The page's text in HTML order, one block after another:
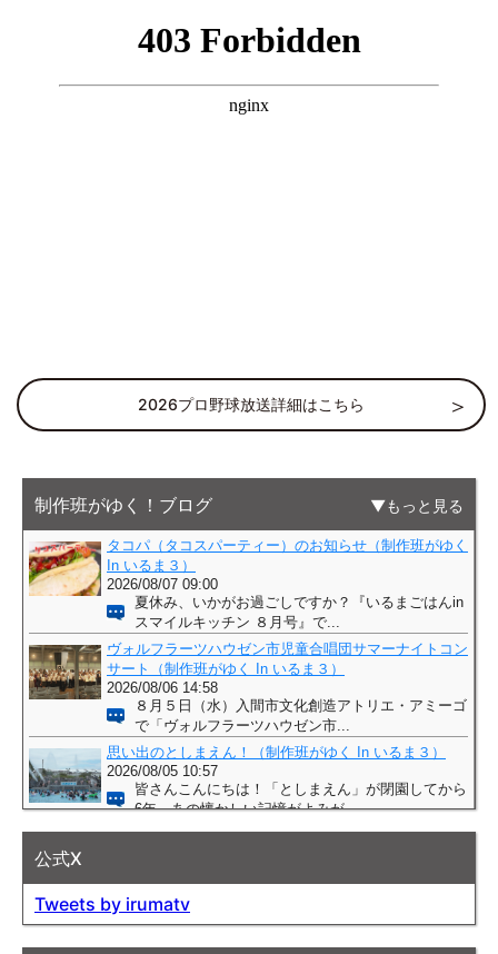
2026プロ野球放送詳細はこちら
制作班がゆく！ブログ もっと見る
公式X
Tweets by irumatv